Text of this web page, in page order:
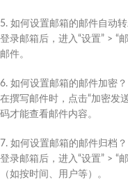
5. 如何设置邮箱的邮件自动转
登录邮箱后，进入“设置” > “
邮件。
6. 如何设置邮箱的邮件加密？
在撰写邮件时，点击“加密发
码才能查看邮件内容。
7. 如何设置邮箱的邮件归档？
登录邮箱后，进入“设置” > “
（如按时间、用户等）。